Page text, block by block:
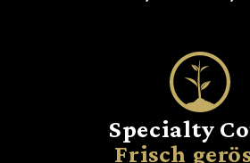
Specialty
Frisch